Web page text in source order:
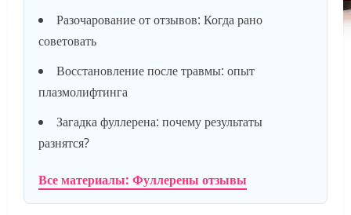
Разочарование от отзывов: Когда рано
советовать
Восстановление после травмы: опыт
плазмолифтинга
Загадка фуллерена: почему результаты
разнятся?
Все материалы: Фуллерены отзывы